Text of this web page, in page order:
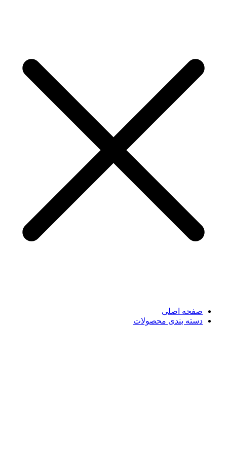
صفحه اصلی
دسته بندی محصولات